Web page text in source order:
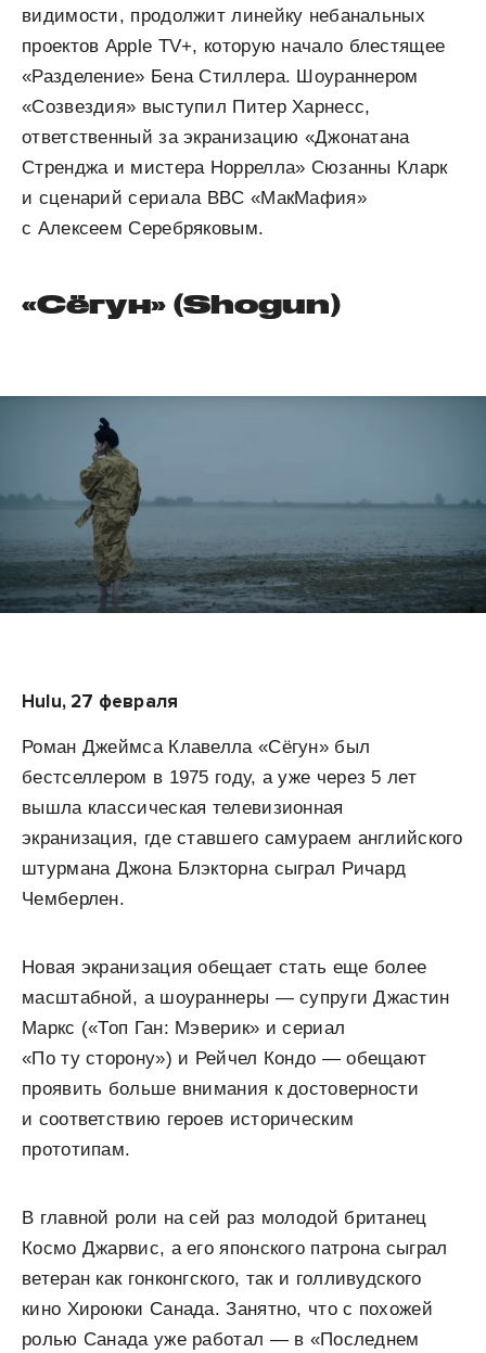
видимости, продолжит линейку небанальных
проектов Apple TV+, которую начало блестящее
«Разделение» Бена Стиллера. Шоураннером
«Созвездия» выступил Питер Харнесс,
ответственный за экранизацию «Джонатана
Стренджа и мистера Норрелла» Сюзанны Кларк
и сценарий сериала BBC «МакМафия»
с Алексеем Серебряковым.
«Сёгун» (Shogun)
Hulu, 27 февраля
Роман Джеймса Клавелла «Сёгун» был
бестселлером в 1975 году, а уже через 5 лет
вышла классическая телевизионная
экранизация, где ставшего самураем английского
штурмана Джона Блэкторна сыграл Ричард
Чемберлен.
Новая экранизация обещает стать еще более
масштабной, а шоураннеры — супруги Джастин
Маркс («Топ Ган: Мэверик» и сериал
«По ту сторону») и Рейчел Кондо — обещают
проявить больше внимания к достоверности
и соответствию героев историческим
прототипам.
В главной роли на сей раз молодой британец
Космо Джарвис, а его японского патрона сыграл
ветеран как гонконгского, так и голливудского
кино Хироюки Санада. Занятно, что с похожей
ролью Санада уже работал — в «Последнем